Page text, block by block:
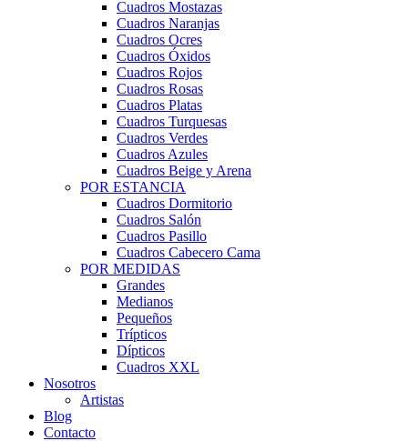
Cuadros Mostazas
Cuadros Naranjas
Cuadros Ocres
Cuadros Óxidos
Cuadros Rojos
Cuadros Rosas
Cuadros Platas
Cuadros Turquesas
Cuadros Verdes
Cuadros Azules
Cuadros Beige y Arena
POR ESTANCIA
Cuadros Dormitorio
Cuadros Salón
Cuadros Pasillo
Cuadros Cabecero Cama
POR MEDIDAS
Grandes
Medianos
Pequeños
Trípticos
Dípticos
Cuadros XXL
Nosotros
Artistas
Blog
Contacto